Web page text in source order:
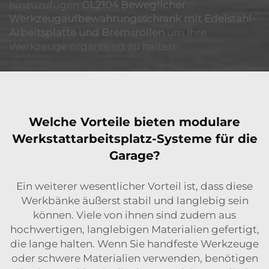
hinzuzufügen GL2104 Beweglicher
Werkzeugaufbewahrungsschrank mit Edelstahl-
Arbeitsplatte und Bremsrollen um Ihre
Werkzeuge organisiert zu halten.
Welche Vorteile bieten modulare
Werkstattarbeitsplatz-Systeme für die
Garage?
Ein weiterer wesentlicher Vorteil ist, dass diese
Werkbänke äußerst stabil und langlebig sein
können. Viele von ihnen sind zudem aus
hochwertigen, langlebigen Materialien gefertigt,
die lange halten. Wenn Sie handfeste Werkzeuge
oder schwere Materialien verwenden, benötigen